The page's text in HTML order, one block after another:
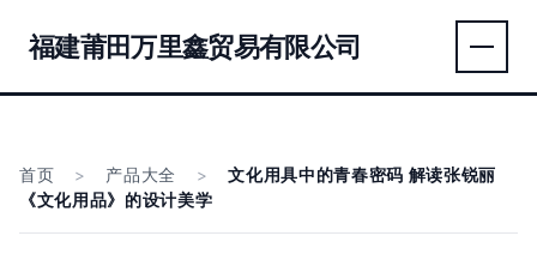
福建莆田万里鑫贸易有限公司
首页 > 产品大全 >
文化用具中的青春密码 解读张锐丽
《文化用品》的设计美学